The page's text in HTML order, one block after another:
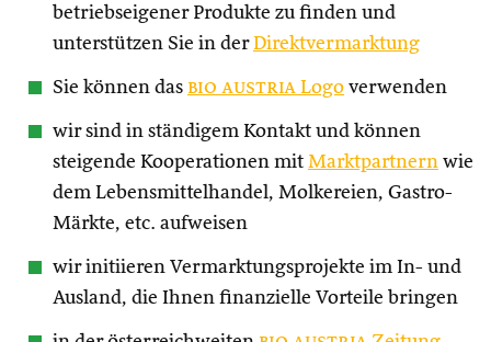
betriebseigener Produkte zu finden und
unterstützen Sie in derDirektvermarktung
Sie können das bio austria Logo verwenden
wir sind in ständigem Kontakt und können
steigende Kooperationen mit Marktpartnern wie
dem Lebensmittelhandel, Molkereien, Gastro-
Märkte, etc. aufweisen
wir initiieren Vermarktungsprojekte im In- und
Ausland, die Ihnen finanzielle Vorteile bringen